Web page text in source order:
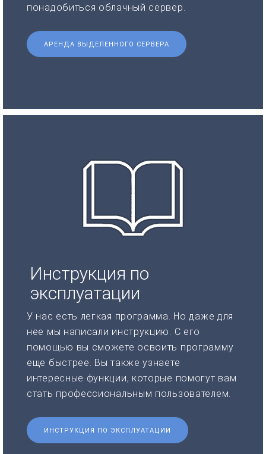
понадобиться облачный сервер.
АРЕНДА ВЫДЕЛЕННОГО СЕРВЕРА
Инструкция по
эксплуатации
У нас есть легкая программа. Но даже для
нее мы написали инструкцию. С его
помощью вы сможете освоить программу
еще быстрее. Вы также узнаете
интересные функции, которые помогут вам
стать профессиональным пользователем.
ИНСТРУКЦИЯ ПО ЭКСПЛУАТАЦИИ